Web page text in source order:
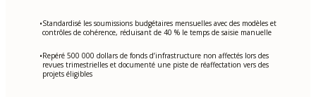
•Standardisé les soumissions budgétaires mensuelles avec des modèles et
contrôles de cohérence, réduisant de 40 % le temps de saisie manuelle
•Repéré 500 000 dollars de fonds d’infrastructure non affectés lors des
revues trimestrielles et documenté une piste de réaffectation vers des
projets éligibles